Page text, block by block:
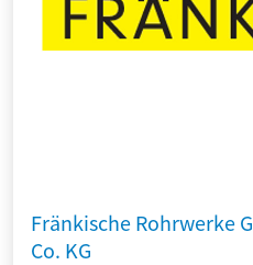
Fränkische Rohrwerke
Co. KG